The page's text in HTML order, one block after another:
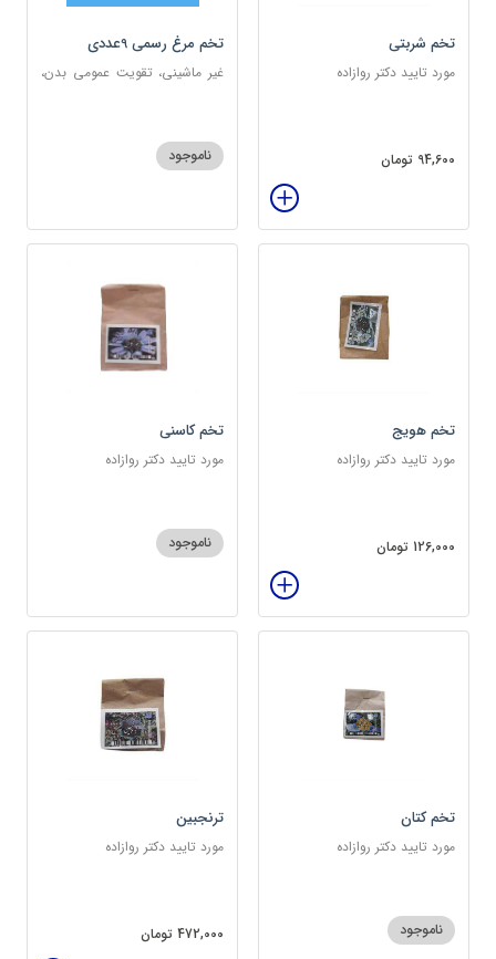
تخم شربتی
مورد تایید دکتر روازاده
94,600 تومان
تخم مرغ رسمی 9عددی
غیر ماشینی، تقویت عمومی بدن،
ناموجود
تخم هویج
مورد تایید دکتر روازاده
126,000 تومان
تخم کاسنی
مورد تایید دکتر روازاده
ناموجود
تخم کتان
مورد تایید دکتر روازاده
ناموجود
ترنجبین
مورد تایید دکتر روازاده
472,000 تومان